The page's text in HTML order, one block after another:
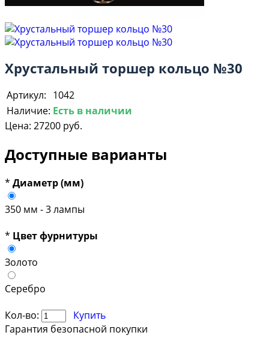
Хрустальный торшер кольцо №30
Артикул: 1042
Наличие: Есть в наличии
Цена: 27200 руб.
Доступные варианты
* Диаметр (мм)
350 мм - 3 лампы
* Цвет фурнитуры
Золото
Серебро
Кол-во:
Купить
Гарантия безопасной покупки